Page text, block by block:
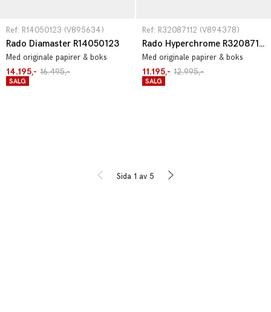
Ref: R14050123 (V895634)
Rado Diamaster R14050123
Med originale papirer & boks
14.195,- 16.495,-
SALG
Ref: R32087112 (V894378)
Rado Hyperchrome R32087112
Med originale papirer & boks
11.195,- 12.995,-
SALG
Sida 1 av 5